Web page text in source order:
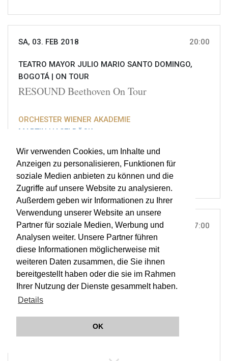
Wir verwenden Cookies, um Inhalte und
Anzeigen zu personalisieren, Funktionen für
soziale Medien anbieten zu können und die
Zugriffe auf unsere Website zu analysieren.
Außerdem geben wir Informationen zu Ihrer
Verwendung unserer Website an unsere
Partner für soziale Medien, Werbung und
Analysen weiter. Unsere Partner führen
diese Informationen möglicherweise mit
weiteren Daten zusammen, die Sie ihnen
bereitgestellt haben oder die sie im Rahmen
Ihrer Nutzung der Dienste gesammelt haben.
Details
OK
SA, 03. FEB 2018 20:00
TEATRO MAYOR JULIO MARIO SANTO DOMINGO,
BOGOTÁ | ON TOUR
RESOUND Beethoven On Tour
ORCHESTER WIENER AKADEMIE
MARTIN HASELBÖCK
OWA
SO, 04. FEB 2018 17:00
TEATRO MAYOR JULIO MARIO SANTO DOMINGO,
BOGOTÁ |ON TOUR
RESOUND Beethoven On Tour
ORCHESTER WIENER AKADEMIE
MARTIN HASELBÖCK